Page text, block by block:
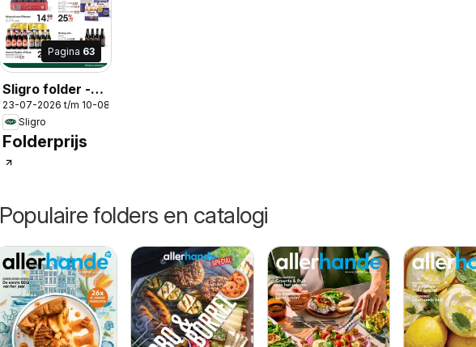
Pagina 63
Sligro folder -
Non food
23-07-2026 t/m 10-08-2026
Sligro
Folderprijs
Populaire folders en catalogi